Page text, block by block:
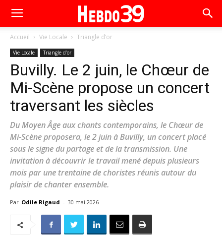
Accueil Vie Locale Triangle d’or
Vie Locale Triangle d’or
Buvilly. Le 2 juin, le Chœur de
Mi-Scène propose un concert
traversant les siècles
Du Moyen Âge aux chants contemporains, le Chœur de
Mi-Scène proposera, le 2 juin à Buvilly, un concert placé
sous le signe du partage et de la transmission. Une
invitation à découvrir le travail mené depuis plusieurs
mois par une trentaine de choristes réunis autour du
plaisir de chanter ensemble.
Par Odile Rigaud - 30 mai 2026